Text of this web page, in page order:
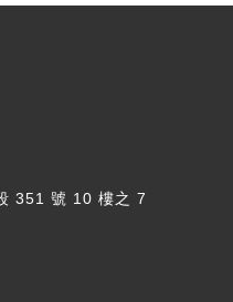
351 號 10 樓之 7